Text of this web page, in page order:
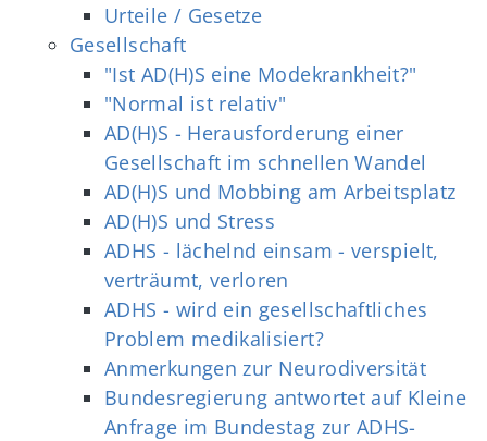
Urteile / Gesetze
Gesellschaft
"Ist AD(H)S eine Modekrankheit?"
"Normal ist relativ"
AD(H)S - Herausforderung einer
Gesellschaft im schnellen Wandel
AD(H)S und Mobbing am Arbeitsplatz
AD(H)S und Stress
ADHS - lächelnd einsam - verspielt,
verträumt, verloren
ADHS - wird ein gesellschaftliches
Problem medikalisiert?
Anmerkungen zur Neurodiversität
Bundesregierung antwortet auf Kleine
Anfrage im Bundestag zur ADHS-